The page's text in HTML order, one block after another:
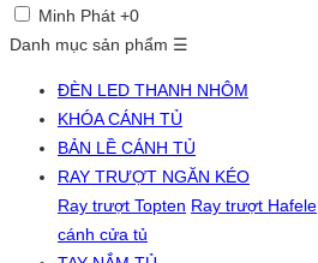
Minh Phát +0
Danh mục sản phẩm ☰
ĐÈN LED THANH NHÔM
KHÓA CÁNH TỦ
BẢN LỀ CÁNH TỦ
RAY TRƯỢT NGĂN KÉO
Ray trượt Topten Ray trượt Hafele
cánh cửa tủ